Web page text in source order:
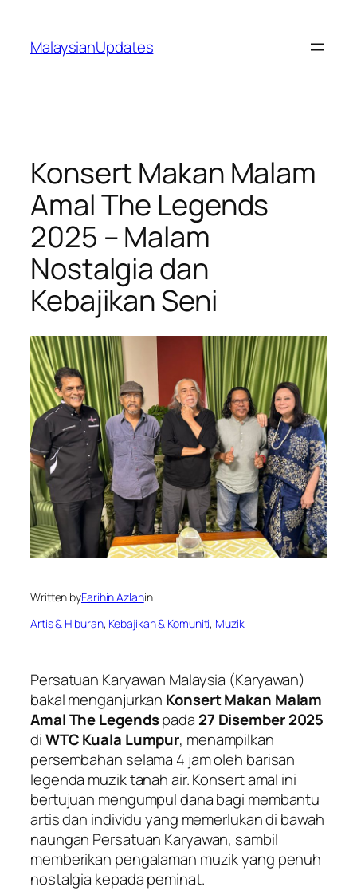
content
MalaysianUpdates
Konsert Makan Malam
Amal The Legends
2025 – Malam
Nostalgia dan
Kebajikan Seni
Written byFarihin Azlanin
Artis & Hiburan, Kebajikan & Komuniti, Muzik
Persatuan Karyawan Malaysia (Karyawan)
bakal menganjurkan Konsert Makan Malam
Amal The Legendspada 27 Disember 2025
diWTC Kuala Lumpur, menampilkan
persembahan selama 4 jam oleh barisan
legenda muzik tanah air. Konsert amal ini
bertujuan mengumpul dana bagi membantu
artis dan individu yang memerlukan di bawah
naungan Persatuan Karyawan, sambil
memberikan pengalaman muzik yang penuh
nostalgia kepada peminat.